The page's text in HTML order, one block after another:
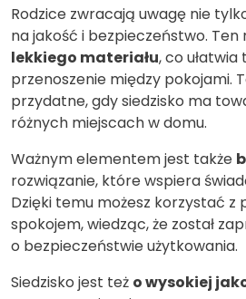
Rodzice zwracają uwagę nie
na jakość i bezpieczeństwo.
lekkiego materiału, co
przenoszenie między pokojami.
przydatne, gdy siedzisko ma
różnych miejscach w domu.
Ważnym elementem jest także
rozwiązanie, które wspiera
Dzięki temu możesz korzystać z
spokojem, wiedząc, że został
o bezpieczeństwie użytkowania.
Siedzisko jest też o wysokiej